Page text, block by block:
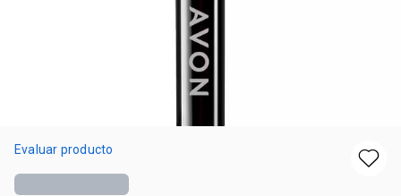
Evaluar producto